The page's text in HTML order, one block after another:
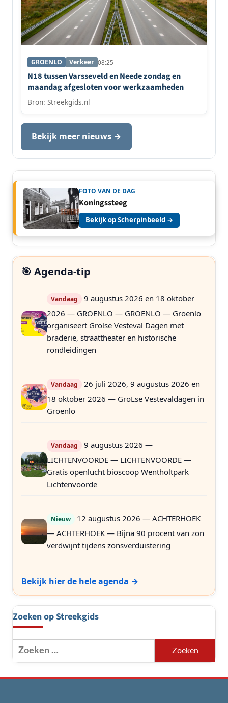
GROENLO Verkeer 08:25
N18 tussen Varsseveld en Neede zondag en
maandag afgesloten voor werkzaamheden
Bron: Streekgids.nl
Bekijk meer nieuws →
FOTO VAN DE DAG
Koningssteeg
Bekijk op Scherpinbeeld →
🎯 Agenda-tip
Vandaag
9 augustus 2026 en 18 oktober
2026 — GROENLO — GROENLO — Groenlo
organiseert Grolse Vesteval Dagen met
braderie, straattheater en historische
rondleidingen
Vandaag
26 juli 2026, 9 augustus 2026 en
18 oktober 2026 — GroLse Vestevaldagen in
Groenlo
Vandaag
9 augustus 2026 —
LICHTENVOORDE — LICHTENVOORDE —
Gratis openlucht bioscoop Wentholtpark
Lichtenvoorde
Nieuw
12 augustus 2026 — ACHTERHOEK
— ACHTERHOEK — Bijna 90 procent van zon
verdwijnt tijdens zonsverduistering
Bekijk hier de hele agenda →
Zoeken op Streekgids
Zoeken
naar: